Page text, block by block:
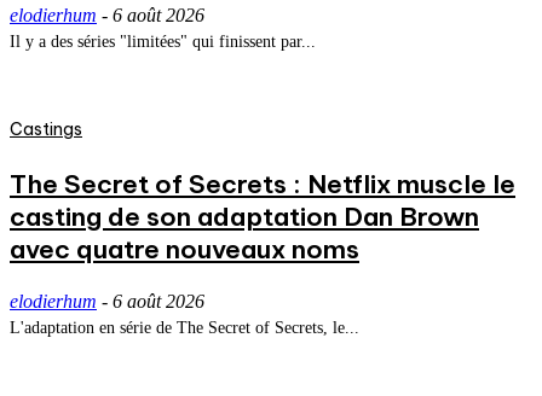
elodierhum - 6 août 2026
Il y a des séries "limitées" qui finissent par...
Castings
The Secret of Secrets : Netflix muscle le
casting de son adaptation Dan Brown
avec quatre nouveaux noms
elodierhum - 6 août 2026
L'adaptation en série de The Secret of Secrets, le...